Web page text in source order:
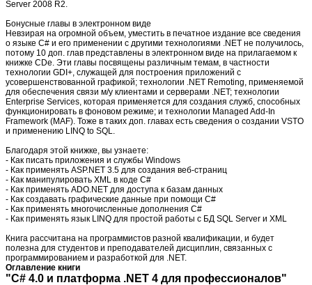
Server 2008 R2.
Бонусные главы в электронном виде
Невзирая на огромной объем, уместить в печатное издание все сведения
о языке C# и его применении с другими технологиями .NET не получилось,
потому 10 доп. глав представлены в электронном виде на прилагаемом к
книжке CDе. Эти главы посвящены различным темам, в частности
технологии GDI+, служащей для построения приложений с
усовершенствованной графикой; технологии .NET Remoting, применяемой
для обеспечения связи м/у клиентами и серверами .NET; технологии
Enterprise Services, которая применяется для создания служб, способных
функционировать в фоновом режиме; и технологии Managed Add-In
Framework (MAF). Тоже в таких доп. главах есть сведения о создании VSTO
и применению LINQ to SQL.
Благодаря этой книжке, вы узнаете:
- Как писать приложения и службы Windows
- Как применять ASP.NET 3.5 для создания веб-страниц
- Как манипулировать XML в коде C#
- Как применять ADO.NET для доступа к базам данных
- Как создавать графические данные при помощи C#
- Как применять многочисленные дополнения C#
- Как применять язык LINQ для простой работы с БД SQL Server и XML
Книга рассчитана на программистов разной квалификации, и будет
полезна для студентов и преподавателей дисциплин, связанных с
программированием и разработкой для .NET.
Оглавление книги
"C# 4.0 и платформа .NET 4 для профессионалов"